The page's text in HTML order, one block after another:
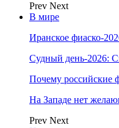
Prev Next
В мире
Иранское фиаско-
Судный день-2026:
Почему российские
На Западе нет
Prev Next